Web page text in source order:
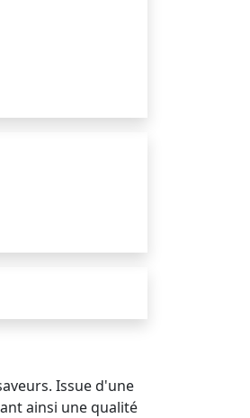
Issue d'une
ainsi une qualité